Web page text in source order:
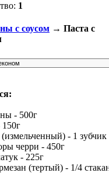
1
с соусом → Паста с
- 500г
150г
(измельченный) - 1 зубчик
черри - 450г
- 225г
(тертый) - 1/4